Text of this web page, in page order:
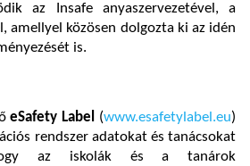
az Insafe anyaszervezetével, a
amellyel közösen dolgozta ki az idén
is.
eSafety Label (www.esafetylabel.eu)
rendszer adatokat és tanácsokat
az iskolák és a tanárok